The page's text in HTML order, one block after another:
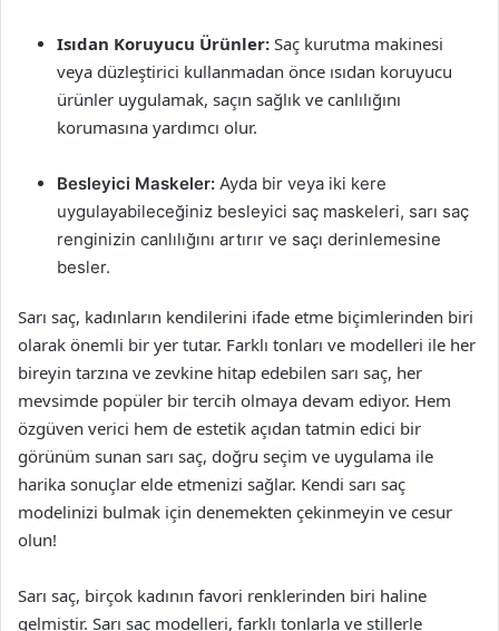
Isıdan Koruyucu Ürünler: Saç kurutma makinesi
veya düzleştirici kullanmadan önce ısıdan koruyucu
ürünler uygulamak, saçın sağlık ve canlılığını
korumasına yardımcı olur.
Besleyici Maskeler: Ayda bir veya iki kere
uygulayabileceğiniz besleyici saç maskeleri, sarı saç
renginizin canlılığını artırır ve saçı derinlemesine
besler.
Sarı saç, kadınların kendilerini ifade etme biçimlerinden biri
olarak önemli bir yer tutar. Farklı tonları ve modelleri ile her
bireyin tarzına ve zevkine hitap edebilen sarı saç, her
mevsimde popüler bir tercih olmaya devam ediyor. Hem
özgüven verici hem de estetik açıdan tatmin edici bir
görünüm sunan sarı saç, doğru seçim ve uygulama ile
harika sonuçlar elde etmenizi sağlar. Kendi sarı saç
modelinizi bulmak için denemekten çekinmeyin ve cesur
olun!
Sarı saç, birçok kadının favori renklerinden biri haline
gelmiştir. Sarı saç modelleri, farklı tonlarla ve stillerle